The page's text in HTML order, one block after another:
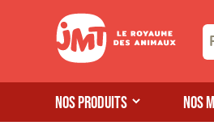
Nos produits Nos